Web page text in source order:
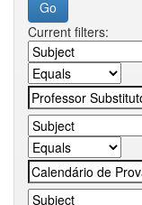
Current filters: